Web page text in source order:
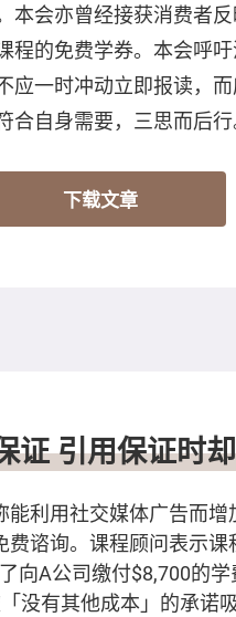
本会亦曾经接获消费者
程的免费学券。本会呼
应一时冲动立即报读，
合自身需要，三思而后行
下载文章
证 引用保证时
利用社交媒体广告而
谘询。课程顾问表示课
向A公司缴付$8,700的
没有其他成本」的承诺